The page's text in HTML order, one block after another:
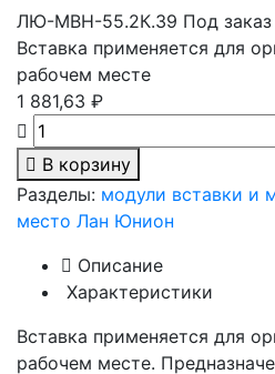
ЛЮ-МВН-55.2К.39 Под заказ
Вставка применяется для
рабочем месте
1 881,63 ₽
В корзину
Разделы: модули вставки и
место Лан Юнион
Описание
Характеристики
Вставка применяется для
рабочем месте.